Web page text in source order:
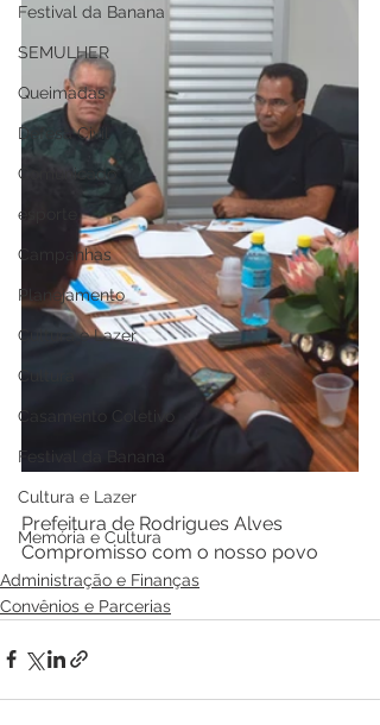
Festival da Banana
SEMULHER
Queimadas
Defesa Civil
Comunicado
esporte
Campanhas
Planejamento
Cultura e Lazer
Cultura
Casamento Coletivo
Festival da Banana
Cultura e Lazer
Memória e Cultura
Prefeitura de Rodrigues Alves
Compromisso com o nosso povo
Administração e Finanças
Convênios e Parcerias